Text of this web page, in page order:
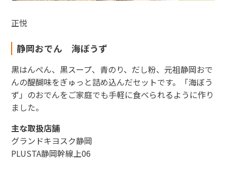
正悦
静岡おでん 海ぼうず
黒はんぺん、黒スープ、青のり、だし粉、元祖静岡おで
んの醍醐味をぎゅっと詰め込んだセットです。「海ぼう
ず」のおでんをご家庭でも手軽に食べられるように作り
ました。
主な取扱店舗
グランドキヨスク静岡
PLUSTA静岡幹線上06